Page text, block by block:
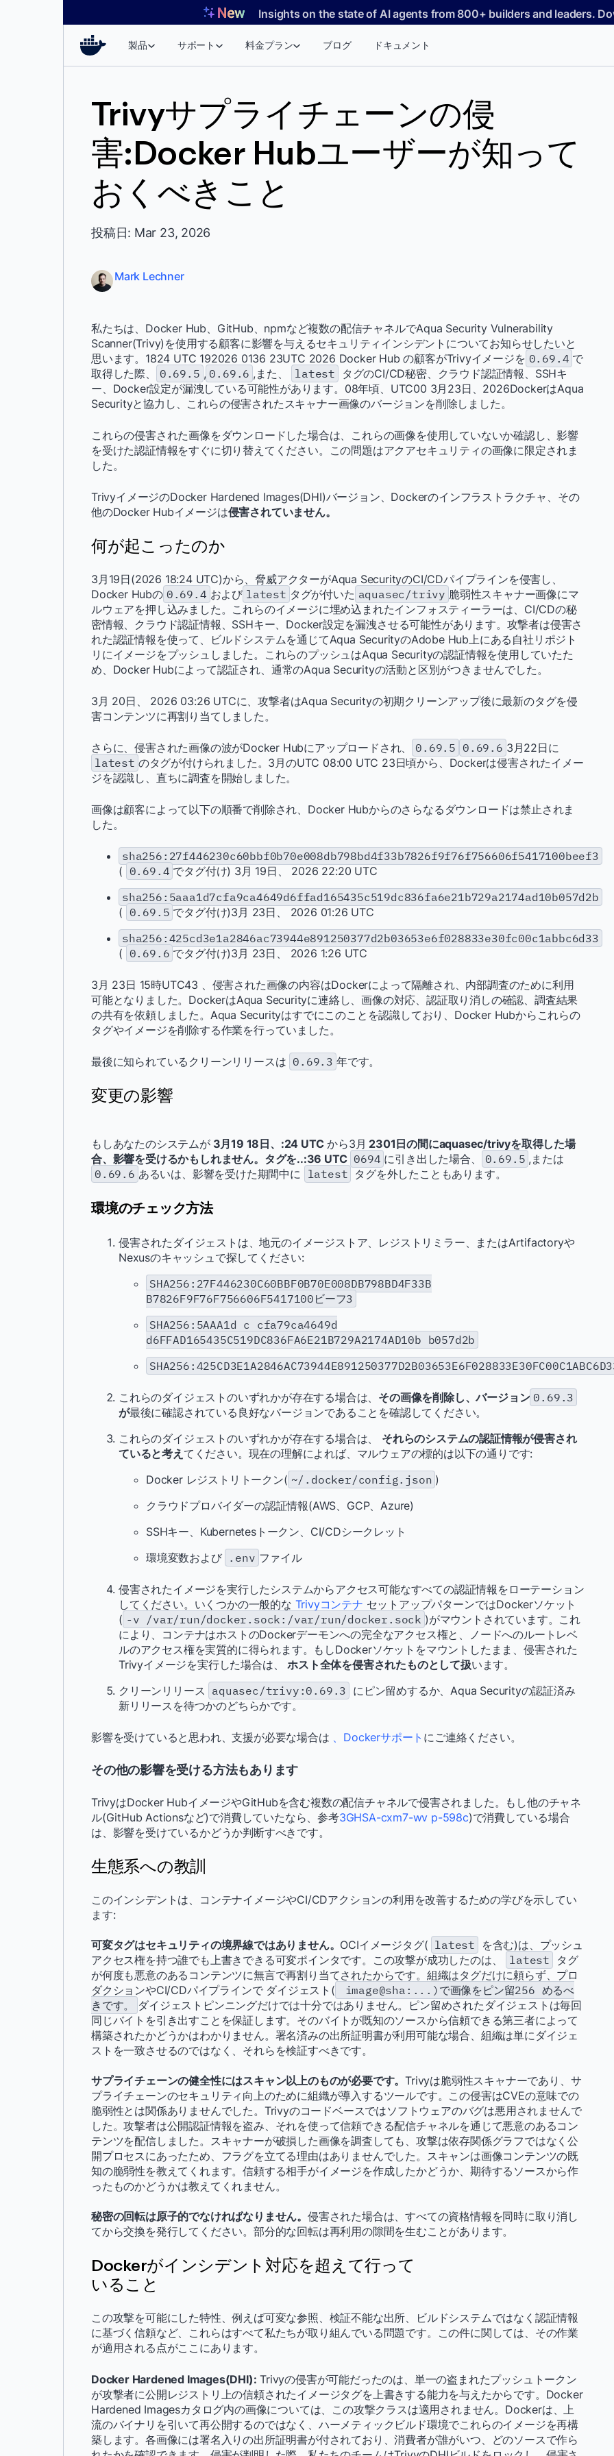
Insights on the state of AI agents from 800+ builders and leaders.
製品 サポート 料金プラン ブログ ドキュメント
Trivyサプライチェーンの侵
害:Docker Hubユーザーが知って
おくべきこと
投稿日: Mar 23, 2026
Mark Lechner
私たちは、Docker Hub、GitHub、npmなど複数の配信チャネルでAqua Security Vulnerability
Scanner(Trivy)を使用する顧客に影響を与えるセキュリティインシデントについてお知らせしたいと
思います。1824 UTC 192026 0136 23UTC 2026 Docker Hub の顧客がTrivyイメージを 0.69.4 で
取得した際、
0.69.5 , 0.69.6 ,また、 latest
タグのCI/CD秘密、クラウド認証情報、SSHキ
ー、Docker設定が漏洩している可能性があります。08年頃、UTC00 3月23日、2026DockerはAqua
Securityと協力し、これらの侵害されたスキャナー画像のバージョンを削除しました。
これらの侵害された画像をダウンロードした場合は、これらの画像を使用していないか確認し、影響
を受けた認証情報をすぐに切り替えてください。この問題はアクアセキュリティの画像に限定されま
した。
TrivyイメージのDocker Hardened Images(DHI)バージョン、Dockerのインフラストラクチャ、その
他のDocker Hubイメージは侵害されていません。
何が起こったのか
3月19日(2026 18:24 UTC)から、脅威アクターがAqua SecurityのCI/CDパイプラインを侵害し、
Docker Hubの 0.69.4 および latest タグが付いた aquasec/trivy 脆弱性スキャナー画像にマ
ルウェアを押し込みました。これらのイメージに埋め込まれたインフォスティーラーは、CI/CDの秘
密情報、クラウド認証情報、SSHキー、Docker設定を漏洩させる可能性があります。攻撃者は侵害さ
れた認証情報を使って、ビルドシステムを通じてAqua SecurityのAdobe Hub上にある自社リポジト
リにイメージをプッシュしました。これらのプッシュはAqua Securityの認証情報を使用していたた
め、Docker Hubによって認証され、通常のAqua Securityの活動と区別がつきませんでした。
3月 20日、 2026 03:26 UTCに、攻撃者はAqua Securityの初期クリーンアップ後に最新のタグを侵
害コンテンツに再割り当てしました。
さらに、侵害された画像の波がDocker Hubにアップロードされ、 0.69.5 0.69.6 3月22日に
latest のタグが付けられました。3月のUTC 08:00 UTC 23日頃から、Dockerは侵害されたイメー
ジを認識し、直ちに調査を開始しました。
画像は顧客によって以下の順番で削除され、Docker Hubからのさらなるダウンロードは禁止されま
した。
sha256:27f446230c60bbf0b70e008db798bd4f33b7826f9f76f756606f5417100beef3
( 0.69.4 でタグ付け) 3月 19日、 2026 22:20 UTC
sha256:5aaa1d7cfa9ca4649d6ffad165435c519dc836fa6e21b729a2174ad10b057d2b
( 0.69.5 でタグ付け)3月 23日、 2026 01:26 UTC
sha256:425cd3e1a2846ac73944e891250377d2b03653e6f028833e30fc00c1abbc6d33
( 0.69.6 でタグ付け)3月 23日、 2026 1:26 UTC
3月 23日 15時UTC43 、侵害された画像の内容はDockerによって隔離され、内部調査のために利用
可能となりました。DockerはAqua Securityに連絡し、画像の対応、認証取り消しの確認、調査結果
の共有を依頼しました。Aqua Securityはすでにこのことを認識しており、Docker Hubからこれらの
タグやイメージを削除する作業を行っていました。
最後に知られているクリーンリリースは 0.69.3 年です。
変更の影響
もしあなたのシステムが3月19 18日、:24 UTCから3月 2301日の間にaquasec/trivyを取得した場
合、影響を受けるかもしれません。タグを..:36 UTC 0694 に引き出した場合、 0.69.5 ,または
0.69.6 あるいは、影響を受けた期間中に latest タグを外したこともあります。
環境のチェック方法
侵害されたダイジェストは、地元のイメージストア、レジストリミラー、またはArtifactoryや
Nexusのキャッシュで探してください:
SHA256:27F446230C60BBF0B70E008DB798BD4F33B
B7826F9F76F756606F5417100ビーフ3
SHA256:5AAA1d c cfa79ca4649d
d6FFAD165435C519DC836FA6E21B729A2174AD10b b057d2b
これらのダイジェストのいずれかが存在する場合は、 その画像を削除し、バージョン 0.69.3
が最後に確認されている良好なバージョンであることを確認してください。
これらのダイジェストのいずれかが存在する場合は、 それらのシステムの認証情報が侵害され
ていると考え てください。現在の理解によれば、マルウェアの標的は以下の通りです:
Docker レジストリトークン( ~/.docker/config.json )
クラウドプロバイダーの認証情報(AWS、GCP、Azure)
SSHキー、Kubernetesトークン、CI/CDシークレット
環境変数および .env ファイル
侵害されたイメージを実行したシステムからアクセス可能なすべての認証情報をローテーション
してください。いくつかの一般的な Trivyコンテナ セットアップパターンではDockerソケット
( -v /var/run/docker.sock:/var/run/docker.sock )がマウントされています。これ
により、コンテナはホストのDockerデーモンへの完全なアクセス権と、ノードへのルートレベ
ルのアクセス権を実質的に得られます。もしDockerソケットをマウントしたまま、侵害された
Trivyイメージを実行した場合は、ホスト全体を侵害されたものとして扱います。
クリーンリリース aquasec/trivy:0.69.3 にピン留めするか、Aqua Securityの認証済み
新リリースを待つかのどちらかです。
影響を受けていると思われ、支援が必要な場合は 、Dockerサポート にご連絡ください。
その他の影響を受ける方法もあります
TrivyはDocker HubイメージやGitHubを含む複数の配信チャネルで侵害されました。もし他のチャネ
ル(GitHub Actionsなど)で消費していたなら、参考3GHSA-cxm7-wv p-598c)で消費している場合
は、影響を受けているかどうか判断すべきです。
生態系への教訓
このインシデントは、コンテナイメージやCI/CDアクションの利用を改善するための学びを示してい
ます:
可変タグはセキュリティの境界線ではありません。 OCIイメージタグ( latest
を含む)は、プッシュ
アクセス権を持つ誰でも上書きできる可変ポインタです。この攻撃が成功したのは、
latest
タグ
が何度も悪意のあるコンテンツに無言で再割り当てされたからです。 組織はタグだけに頼らず、プロ
ダクションやCI/CDパイプラインで ダイジェスト(
image@sha:...)で画像をピン留256 めるべ
きです。
ダイジェストピンニングだけでは十分ではありません。ピン留めされたダイジェストは毎回
同じバイトを引き出すことを保証します。そのバイトが既知のソースから信頼できる第三者によって
構築されたかどうかはわかりません。署名済みの出所証明書が利用可能な場合、組織は単にダイジェ
ストを一致させるのではなく、それらを検証すべきです。
サプライチェーンの健全性にはスキャン以上のものが必要です。Trivyは脆弱性スキャナーであり、サ
プライチェーンのセキュリティ向上のために組織が導入するツールです。この侵害はCVEの意味での
脆弱性とは関係ありませんでした。Trivyのコードベースではソフトウェアのバグは悪用されませんで
した。攻撃者は公開認証情報を盗み、それを使って信頼できる配信チャネルを通じて悪意のあるコン
テンツを配信しました。スキャナーが破損した画像を調査しても、攻撃は依存関係グラフではなく公
開プロセスにあったため、フラグを立てる理由はありませんでした。スキャンは画像コンテンツの既
知の脆弱性を教えてくれます。信頼する相手がイメージを作成したかどうか、期待するソースから作
ったものかどうかは教えてくれません。
秘密の回転は原子的でなければなりません。 侵害された場合は、すべての資格情報を同時に取り消し
てから交換を発行してください。部分的な回転は再利用の隙間を生むことがあります。
Dockerがインシデント対応を超えて行って
いること
この攻撃を可能にした特性、例えば可変な参照、検証不能な出所、ビルドシステムではなく認証情報
に基づく信頼など、これらはすべて私たちが取り組んでいる問題です。この件に関しては、その作業
が適用される点がここにあります。
Docker Hardened Images(DHI): Trivyの侵害が可能だったのは、単一の盗まれたプッシュトークン
が攻撃者に公開レジストリ上の信頼されたイメージタグを上書きする能力を与えたからです。Docker
Hardened Imagesカタログ内の画像については、この攻撃クラスは適用されません。Dockerは、上
流のバイナリを引いて再公開するのではなく、ハーメティックビルド環境でこれらのイメージを再構
築します。各画像には署名入りの出所証明書が付されており、消費者が誰がいつ、どのソースで作ら